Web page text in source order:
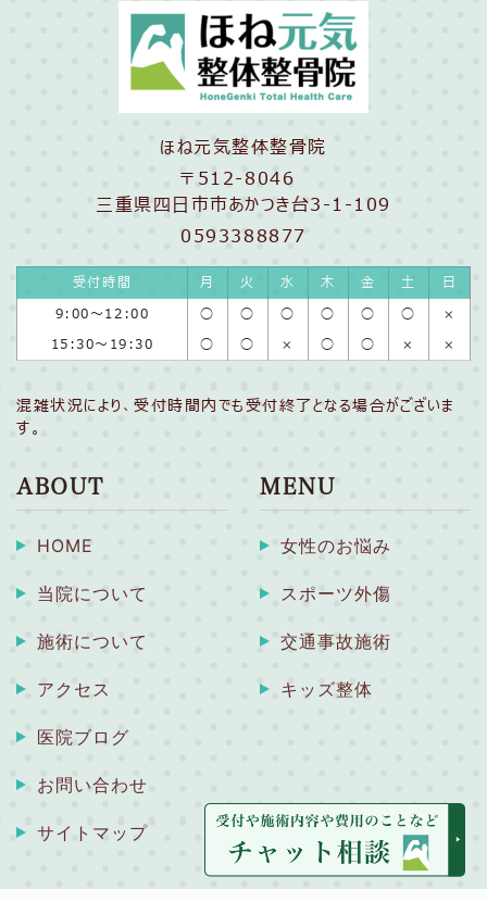
ほね元気整体整骨院
〒512-8046
三重県四日市市あかつき台3-1-109
0593388877
受付時間 月 火 水 木 金 土
日
9:00〜12:00
◯ ◯ ◯ ◯ ◯ ◯
×
15:30〜19:30
◯ ◯ × ◯ ◯ × ×
混雑状況により、受付時間内でも受付終了となる場合がございま
す。
ABOUT
HOME
当院について
施術について
アクセス
医院ブログ
お問い合わせ
サイトマップ
MENU
女性のお悩み
スポーツ外傷
交通事故施術
キッズ整体